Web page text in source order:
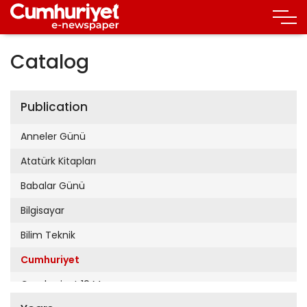
Catalog
Publication
Anneler Günü
Atatürk Kitapları
Babalar Günü
Bilgisayar
Bilim Teknik
Cumhuriyet
Cumhuriyet 19 Mayıs